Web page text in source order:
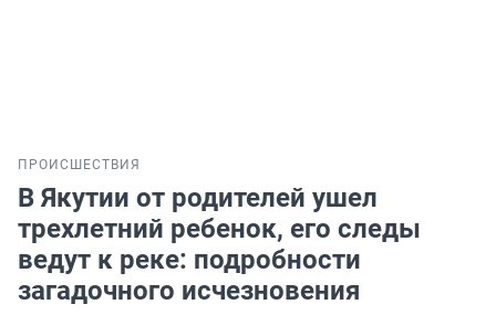
ПРОИСШЕСТВИЯ
В Якутии от родителей ушел
трехлетний ребенок, его следы
ведут к реке: подробности
загадочного исчезновения